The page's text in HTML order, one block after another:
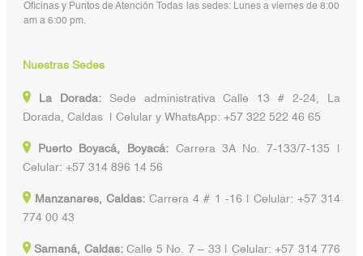
Oficinas y Puntos de Atención Todas las sedes: Lunes a viernes de 8:00
am a 6:00 pm.
Nuestras Sedes
La Dorada:Sede administrativa Calle 13 # 2-24, La
Dorada, Caldas | Celular y WhatsApp: +57 322 522 46 65
Puerto Boyacá, Boyacá:Carrera 3A No. 7-133/7-135 |
Celular: +57 314 896 14 56
Manzanares, Caldas: Carrera 4 # 1 -16 | Celular: +57 314
774 00 43
Samaná, Caldas:Calle 5 No. 7 – 33 | Celular: +57 314 776